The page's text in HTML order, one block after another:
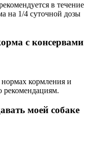
в течение
на 1/4 суточной дозы
с консервами
кормления и
рекомендациям.
моей собаке